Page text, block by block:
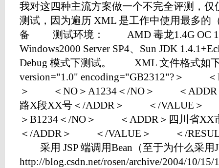
我对这四种主流方案做一个不完全评测，
测试，因为遍历 XML 是工作中使用最多
备 测试环境： AMD 毒龙1.4G OC
Windows2000 Server SP4、Sun JDK
Debug 模式下测试。 XML 文件格式
version="1.0" encoding="GB2312"?＞
＞ ＜NO＞A1234＜/NO＞ ＜ADDR
路X段XX号＜/ADDR＞ ＜/VALUE
＞B1234＜/NO＞ ＜ADDR＞四川省XX
＜/ADDR＞ ＜/VALUE＞ ＜/
采用 JSP 端调用Bean（至于为什么采用
http://blog.csdn.net/rosen/archive/2004/10/